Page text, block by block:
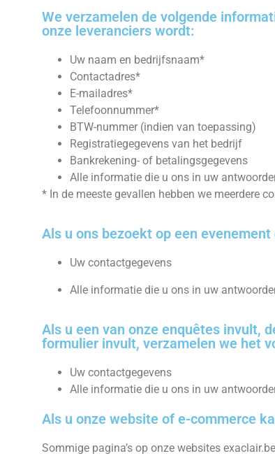
We verzamelen de volgende
onze leveranciers wordt:
Uw naam en bedrijfsnaam*
Contactadres*
E-mailadres*
Telefoonnummer*
BTW-nummer (indien van toepassing)
Registratiegegevens van het bedrijf
Bankrekening- of betalingsgegevens
Alle informatie die u ons in uw
* In de meeste gevallen hebben we meerdere
Als u ons bezoekt op een
Uw contactgegevens
Alle informatie die u ons in uw
Als u een van onze enquêtes invult,
formulier invult, verzamelen we het
Uw contactgegevens
Alle informatie die u ons in uw
Als u onze website of e-commerce
Sommige pagina’s op onze websites